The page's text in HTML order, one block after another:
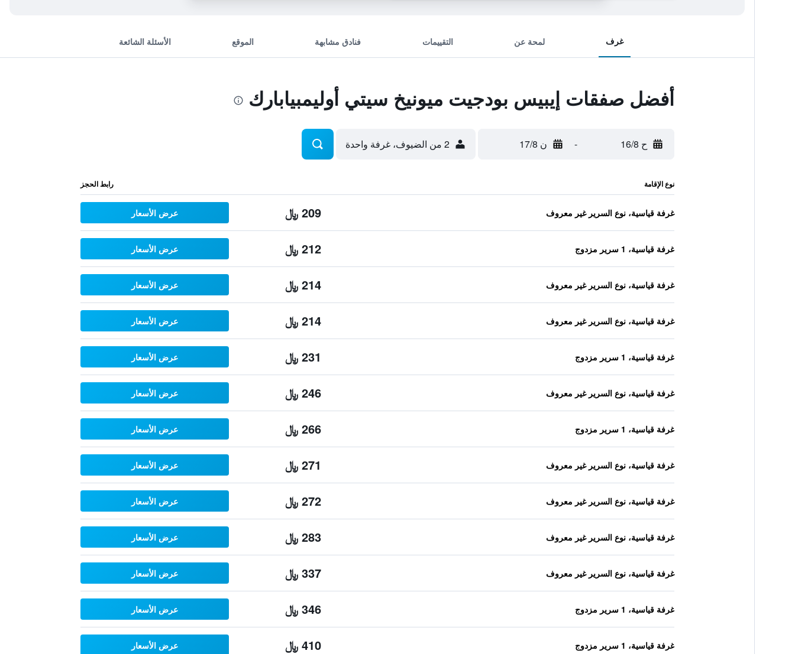
غرف لمحة عن التقييمات فنادق مشابهة الموقع الأسئلة الشائعة
أفضل صفقات إيبيس بودجيت ميونيخ سيتي أوليمبيابارك
ح 16/8 - ن 17/8 2 من الضيوف، غرفة واحدة
نوع الإقامة رابط الحجز
غرفة قياسية، نوع السرير غير معروف 209 ﷼ عرض الأسعار
غرفة قياسية، 1 سرير مزدوج 212 ﷼ عرض الأسعار
غرفة قياسية، نوع السرير غير معروف 214 ﷼ عرض الأسعار
غرفة قياسية، نوع السرير غير معروف 214 ﷼ عرض الأسعار
غرفة قياسية، 1 سرير مزدوج 231 ﷼ عرض الأسعار
غرفة قياسية، نوع السرير غير معروف 246 ﷼ عرض الأسعار
غرفة قياسية، 1 سرير مزدوج 266 ﷼ عرض الأسعار
غرفة قياسية، نوع السرير غير معروف 271 ﷼ عرض الأسعار
غرفة قياسية، نوع السرير غير معروف 272 ﷼ عرض الأسعار
غرفة قياسية، نوع السرير غير معروف 283 ﷼ عرض الأسعار
غرفة قياسية، نوع السرير غير معروف 337 ﷼ عرض الأسعار
غرفة قياسية، 1 سرير مزدوج 346 ﷼ عرض الأسعار
غرفة قياسية، 1 سرير مزدوج 410 ﷼ عرض الأسعار